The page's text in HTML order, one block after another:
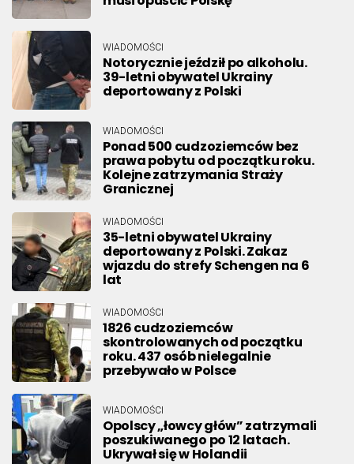
WIADOMOŚCI
Notorycznie jeździł po alkoholu.
39-letni obywatel Ukrainy
deportowany z Polski
WIADOMOŚCI
Ponad 500 cudzoziemców bez
prawa pobytu od początku roku.
Kolejne zatrzymania Straży
Granicznej
WIADOMOŚCI
35-letni obywatel Ukrainy
deportowany z Polski. Zakaz
wjazdu do strefy Schengen na 6
lat
WIADOMOŚCI
1826 cudzoziemców
skontrolowanych od początku
roku. 437 osób nielegalnie
przebywało w Polsce
WIADOMOŚCI
Opolscy „łowcy głów” zatrzymali
poszukiwanego po 12 latach.
Ukrywał się w Holandii